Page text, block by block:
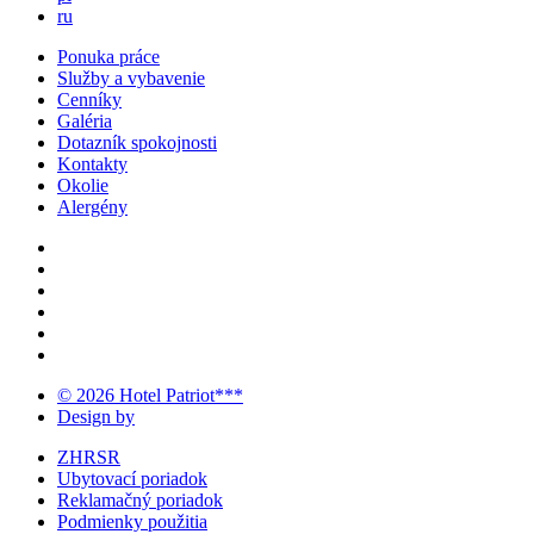
ru
Ponuka práce
Služby a vybavenie
Cenníky
Galéria
Dotazník spokojnosti
Kontakty
Okolie
Alergény
© 2026 Hotel Patriot***
Design by
ZHRSR
Ubytovací poriadok
Reklamačný poriadok
Podmienky použitia